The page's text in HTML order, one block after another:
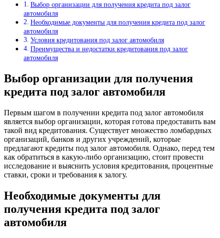
Выбор организации для получения кредита под залог
автомобиля
Необходимые документы для получения кредита под залог
автомобиля
Условия кредитования под залог автомобиля
Преимущества и недостатки кредитования под залог
автомобиля
Выбор организации для получения
кредита под залог автомобиля
Первым шагом в получении кредита под залог автомобиля
является выбор организации, которая готова предоставить вам
такой вид кредитования. Существует множество ломбардных
организаций, банков и других учреждений, которые
предлагают кредиты под залог автомобиля. Однако, перед тем
как обратиться в какую-либо организацию, стоит провести
исследование и выяснить условия кредитования, процентные
ставки, сроки и требования к залогу.
Необходимые документы для
получения кредита под залог
автомобиля